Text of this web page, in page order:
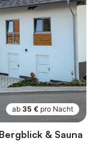
ab 35 € pro Nacht
& Sauna